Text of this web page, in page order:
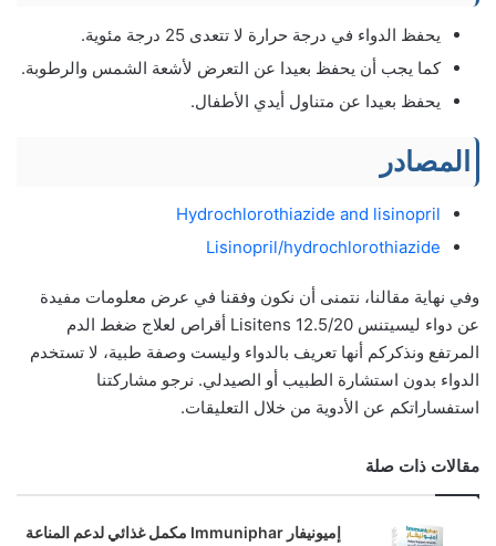
يحفظ الدواء في درجة حرارة لا تتعدى 25 درجة مئوية.
كما يجب أن يحفظ بعيدا عن التعرض لأشعة الشمس والرطوبة.
يحفظ بعيدا عن متناول أيدي الأطفال.
المصادر
Hydrochlorothiazide and lisinopril
Lisinopril/hydrochlorothiazide
وفي نهاية مقالنا، نتمنى أن نكون وفقنا في عرض معلومات مفيدة
عن دواء ليسيتنس 12.5/20 Lisitens أقراص لعلاج ضغط الدم
المرتفع ونذكركم أنها تعريف بالدواء وليست وصفة طبية، لا تستخدم
الدواء بدون استشارة الطبيب أو الصيدلي. نرجو مشاركتنا
استفساراتكم عن الأدوية من خلال التعليقات.
مقالات ذات صلة
إميونيفار Immuniphar مكمل غذائي لدعم المناعة